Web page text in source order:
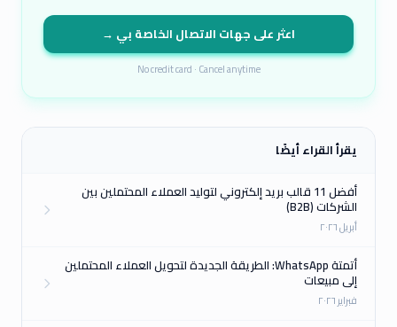
اعثر على جهات الاتصال الخاصة بي →
No credit card · Cancel anytime
يقرأ القراء أيضًا
أفضل 11 قالب بريد إلكتروني لتوليد العملاء المحتملين بين
الشركات (B2B)
أبريل ٢٠٢٦
أتمتة WhatsApp: الطريقة الجديدة لتحويل العملاء المحتملين
إلى مبيعات
فبراير ٢٠٢٦